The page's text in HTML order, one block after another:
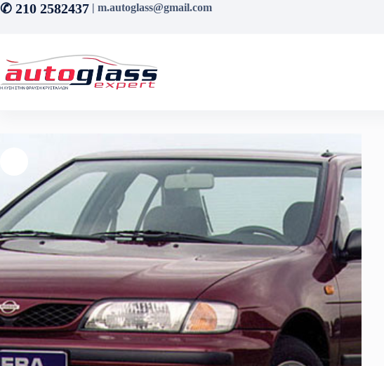
Μετάβαση
στο
✆ 210 2582437 | m.autoglass@gmail.com